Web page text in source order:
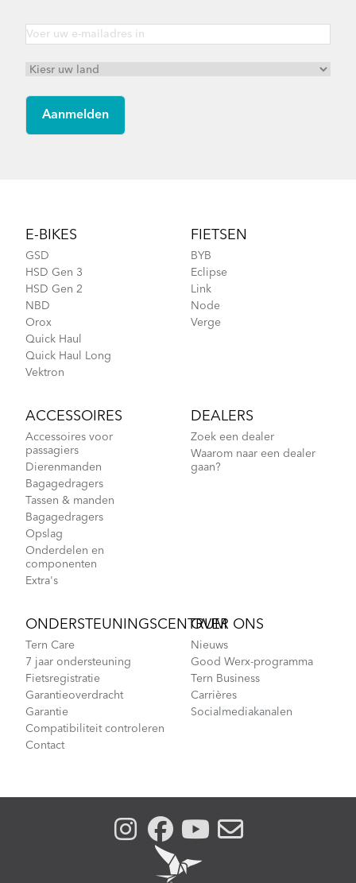
E-BIKES
GSD
HSD Gen 3
HSD Gen 2
NBD
Orox
Quick Haul
Quick Haul Long
Vektron
FIETSEN
BYB
Eclipse
Link
Node
Verge
ACCESSOIRES
Accessoires voor
passagiers
Dierenmanden
Bagagedragers
Tassen & manden
Bagagedragers
Opslag
Onderdelen en
componenten
Extra's
DEALERS
Zoek een dealer
Waarom naar een dealer
gaan?
ONDERSTEUNINGSCENTRUM
Tern Care
7 jaar ondersteuning
Fietsregistratie
Garantieoverdracht
Garantie
Compatibiliteit controleren
Contact
OVER ONS
Nieuws
Good Werx-programma
Tern Business
Carrières
Socialmediakanalen